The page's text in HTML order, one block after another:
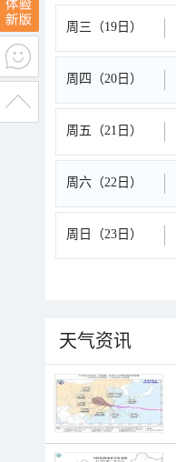
周三（19日）
周四（20日）
周五（21日）
周六（22日）
周日（23日）
天气资讯